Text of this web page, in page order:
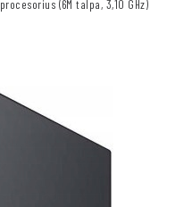
procesorius (6M talpa, 3,10 GHz)